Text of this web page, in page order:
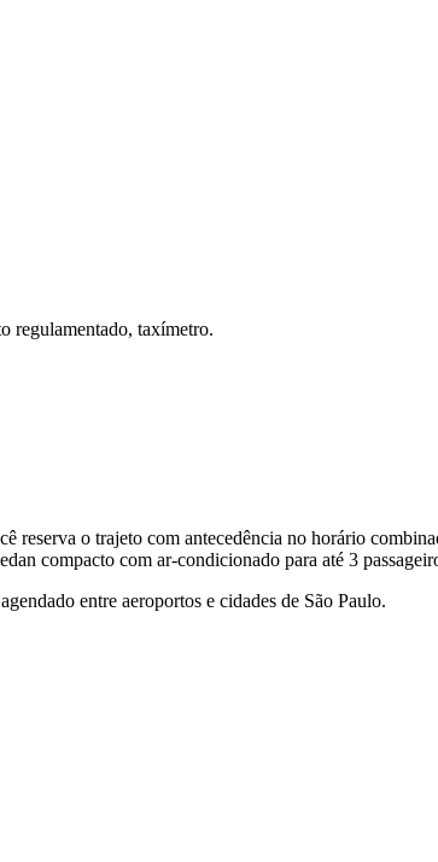
regulamentado, taxímetro.
o trajeto com antecedência no horário
compacto com ar-condicionado para até 3
entre aeroportos e cidades de São Paulo.